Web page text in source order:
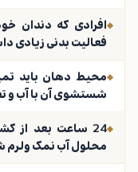
فعالیت بدنی زیادی
شستشوی آن با آب و
24 ساعت بعد از
محلول آب نمک